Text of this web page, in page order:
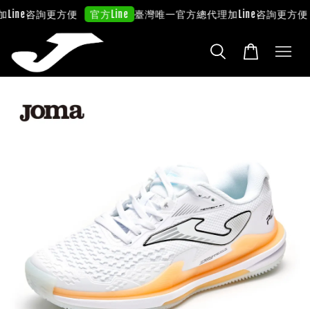
咨詢更方便 官方Line 臺灣唯一官方總代理加Line咨詢更方便